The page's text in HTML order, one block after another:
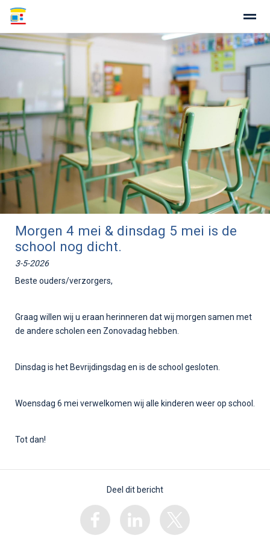
Home Zoeken Nieuws
Morgen 4 mei & dinsdag 5 mei is de
school nog dicht.
3-5-2026
Beste ouders/verzorgers,
Graag willen wij u eraan herinneren dat wij morgen samen met
de andere scholen een Zonovadag hebben.
Dinsdag is het Bevrijdingsdag en is de school gesloten.
Woensdag 6 mei verwelkomen wij alle kinderen weer op school.
Tot dan!
Deel dit bericht